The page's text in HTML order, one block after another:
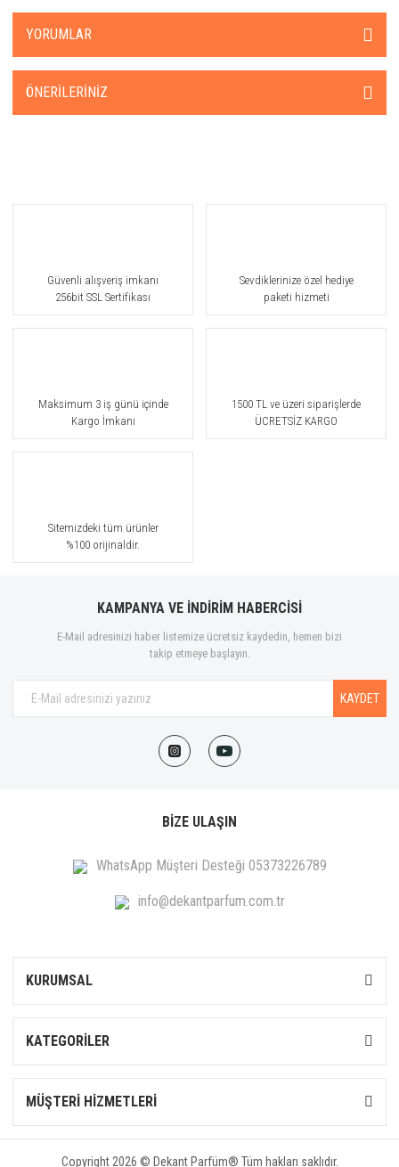
YORUMLAR
ÖNERILERINIZ
Güvenli alışveriş imkanı
256bit SSL Sertifikası
Sevdiklerinize özel hediye
paketi hizmeti
Maksimum 3 iş günü içinde
Kargo İmkanı
1500 TL ve üzeri siparişlerde
ÜCRETSİZ KARGO
Sitemizdeki tüm ürünler
%100 orijinaldir.
KAMPANYA VE İNDİRİM HABERCİSİ
E-Mail adresinizi haber listemize ücretsiz kaydedin, hemen bizi
takip etmeye başlayın.
KAYDET
BİZE ULAŞIN
WhatsApp Müşteri Desteği 05373226789
info@dekantparfum.com.tr
KURUMSAL
KATEGORİLER
MÜŞTERİ HİZMETLERİ
Copyright 2026 © Dekant Parfüm® Tüm hakları saklıdır.